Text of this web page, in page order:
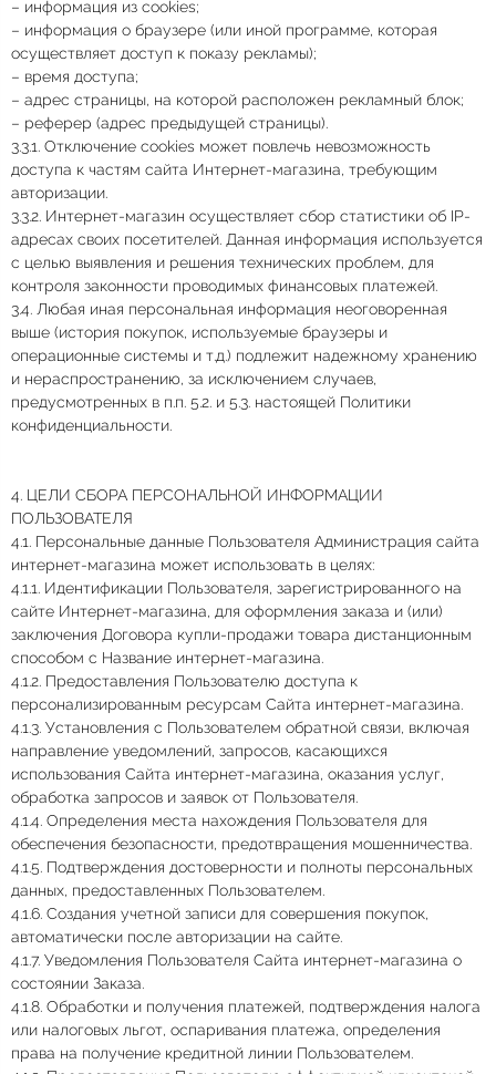
– информация из cookies;
– информация о браузере (или иной программе, которая
осуществляет доступ к показу рекламы);
– время доступа;
– адрес страницы, на которой расположен рекламный блок;
– реферер (адрес предыдущей страницы).
3.3.1. Отключение cookies может повлечь невозможность
доступа к частям сайта Интернет-магазина, требующим
авторизации.
3.3.2. Интернет-магазин осуществляет сбор статистики об IP-
адресах своих посетителей. Данная информация используется
с целью выявления и решения технических проблем, для
контроля законности проводимых финансовых платежей.
3.4. Любая иная персональная информация неоговоренная
выше (история покупок, используемые браузеры и
операционные системы и т.д.) подлежит надежному хранению
и нераспространению, за исключением случаев,
предусмотренных в п.п. 5.2. и 5.3. настоящей Политики
конфиденциальности.
4. ЦЕЛИ СБОРА ПЕРСОНАЛЬНОЙ ИНФОРМАЦИИ
ПОЛЬЗОВАТЕЛЯ
4.1. Персональные данные Пользователя Администрация сайта
интернет-магазина может использовать в целях:
4.1.1. Идентификации Пользователя, зарегистрированного на
сайте Интернет-магазина, для оформления заказа и (или)
заключения Договора купли-продажи товара дистанционным
способом с Название интернет-магазина.
4.1.2. Предоставления Пользователю доступа к
персонализированным ресурсам Сайта интернет-магазина.
4.1.3. Установления с Пользователем обратной связи, включая
направление уведомлений, запросов, касающихся
использования Сайта интернет-магазина, оказания услуг,
обработка запросов и заявок от Пользователя.
4.1.4. Определения места нахождения Пользователя для
обеспечения безопасности, предотвращения мошенничества.
4.1.5. Подтверждения достоверности и полноты персональных
данных, предоставленных Пользователем.
4.1.6. Создания учетной записи для совершения покупок,
автоматически после авторизации на сайте.
4.1.7. Уведомления Пользователя Сайта интернет-магазина о
состоянии Заказа.
4.1.8. Обработки и получения платежей, подтверждения налога
или налоговых льгот, оспаривания платежа, определения
права на получение кредитной линии Пользователем.